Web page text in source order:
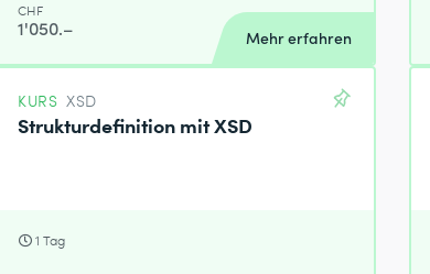
CHF
1'050.– Mehr erfahren
KURS XSD
Strukturdefinition mit XSD
1 Tag